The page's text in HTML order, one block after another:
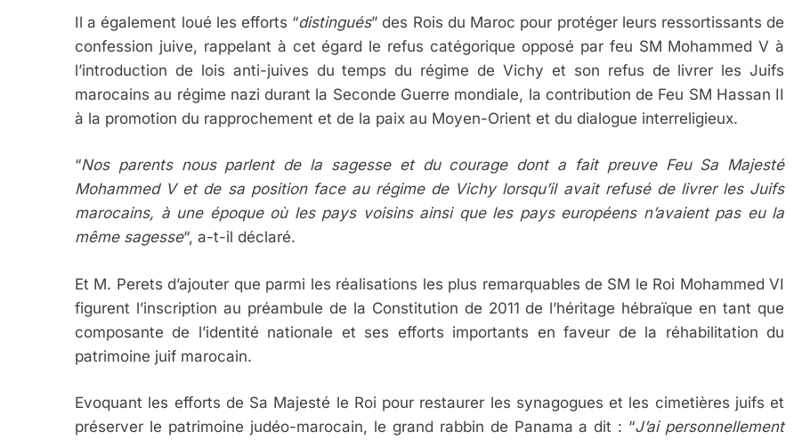
Il a également loué les efforts “distingués” des Rois du Maroc pour protéger leurs ressortissants de
confession juive, rappelant à cet égard le refus catégorique opposé par feu SM Mohammed V à
l’introduction de lois anti-juives du temps du régime de Vichy et son refus de livrer les Juifs
marocains au régime nazi durant la Seconde Guerre mondiale, la contribution de Feu SM Hassan II
à la promotion du rapprochement et de la paix au Moyen-Orient et du dialogue interreligieux.
“Nos parents nous parlent de la sagesse et du courage dont a fait preuve Feu Sa Majesté
Mohammed V et de sa position face au régime de Vichy lorsqu’il avait refusé de livrer les Juifs
marocains, à une époque où les pays voisins ainsi que les pays européens n’avaient pas eu la
même sagesse“, a-t-il déclaré.
Et M. Perets d’ajouter que parmi les réalisations les plus remarquables de SM le Roi Mohammed VI
figurent l’inscription au préambule de la Constitution de 2011 de l’héritage hébraïque en tant que
composante de l’identité nationale et ses efforts importants en faveur de la réhabilitation du
patrimoine juif marocain.
Evoquant les efforts de Sa Majesté le Roi pour restaurer les synagogues et les cimetières juifs et
préserver le patrimoine judéo-marocain, le grand rabbin de Panama a dit : “J’ai personnellement